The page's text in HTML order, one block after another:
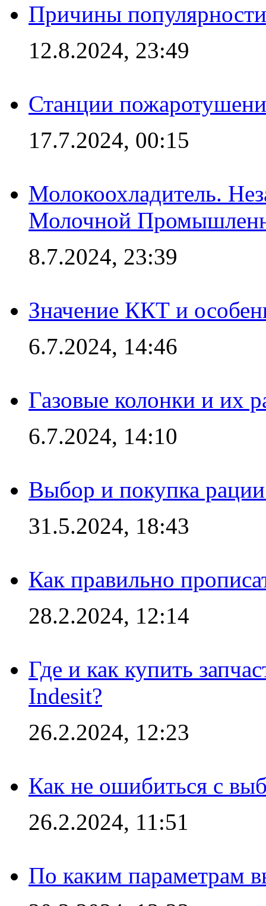
Причины
12.8.2024, 23:49
Станции
17.7.2024, 00:15
Молокоохладитель.
Молочной
8.7.2024, 23:39
Значение ККТ и
6.7.2024, 14:46
Газовые колонки и их
6.7.2024, 14:10
Выбор и покупка
31.5.2024, 18:43
Как правильно
28.2.2024, 12:14
Где и как купить
Indesit?
26.2.2024, 12:23
Как не ошибиться с
26.2.2024, 11:51
По каким параметрам